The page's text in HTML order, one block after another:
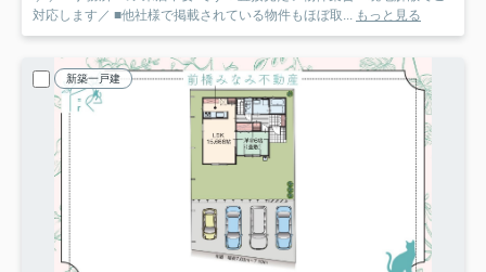
対応します／ ■他社様で掲載されている物件もほぼ取... もっと見る
新築一戸建